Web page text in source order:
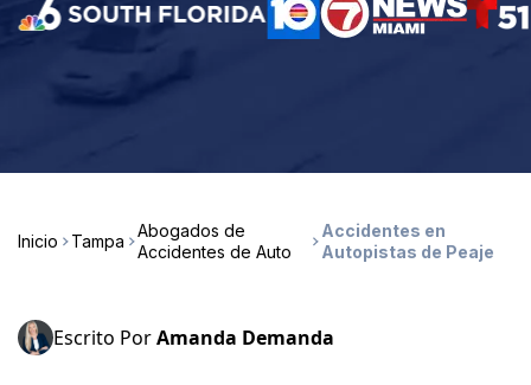
Inicio Tampa
Abogados de
Accidentes de Auto
Accidentes en
Autopistas de Peaje
Escrito PorAmanda Demanda